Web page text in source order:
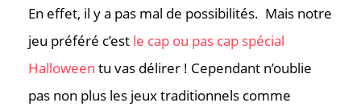
En effet, il y a pas mal de possibilités. Mais notre
jeu préféré c’est le cap ou pas cap spécial
Halloween tu vas délirer ! Cependant n’oublie
pas non plus les jeux traditionnels comme